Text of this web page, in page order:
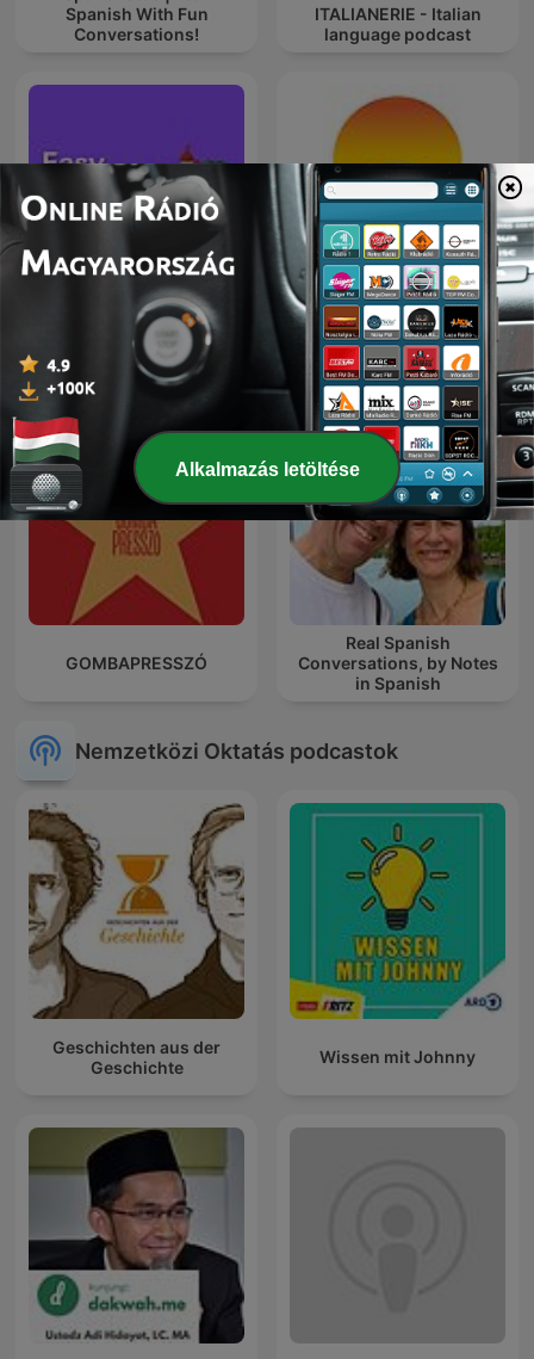
Spanish With Fun
Conversations!
ITALIANERIE - Italian
language podcast
Easy English Stories -
English Listening &
Vocabulary
Mindenségit!
GOMBAPRESSZÓ
Real Spanish
Conversations, by Notes
in Spanish
Nemzetközi Oktatás podcastok
Geschichten aus der
Geschichte
Wissen mit Johnny
Alkalmazás letöltése